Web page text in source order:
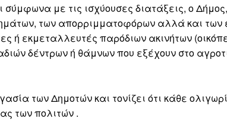
σύμφωνα με τις ισχύουσες διατάξεις, ο
των απορριμματοφόρων αλλά και των
ή εκμεταλλευτές παρόδιων ακινήτων
δέντρων ή θάμνων που εξέχουν στο
των Δημοτών και τονίζει ότι κάθε
των πολιτών .